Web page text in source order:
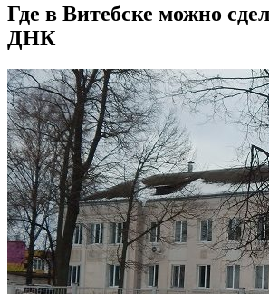
Где в Витебске можно
ДНК